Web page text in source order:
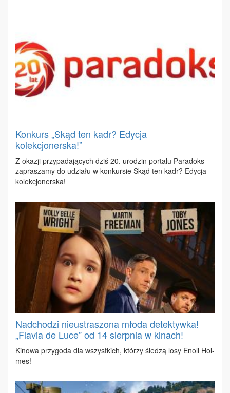
Konkurs „Skąd ten kadr? Edycja
kolekcjonerska!”
Z oka­zji przy­pa­da­ją­cych dziś 20. uro­dzin por­ta­lu Pa­ra­doks
za­pra­sza­my do udzia­łu w kon­kur­sie Skąd ten kadr? Edy­cja
ko­lek­cjo­ner­ska!
Nadchodzi nieustraszona młoda detektywka!
„Flavia de Luce” od 14 sierpnia w kinach!
Ki­no­wa przy­go­da dla wszyst­kich, któ­rzy śle­dzą lo­sy Eno­li Hol­
mes!